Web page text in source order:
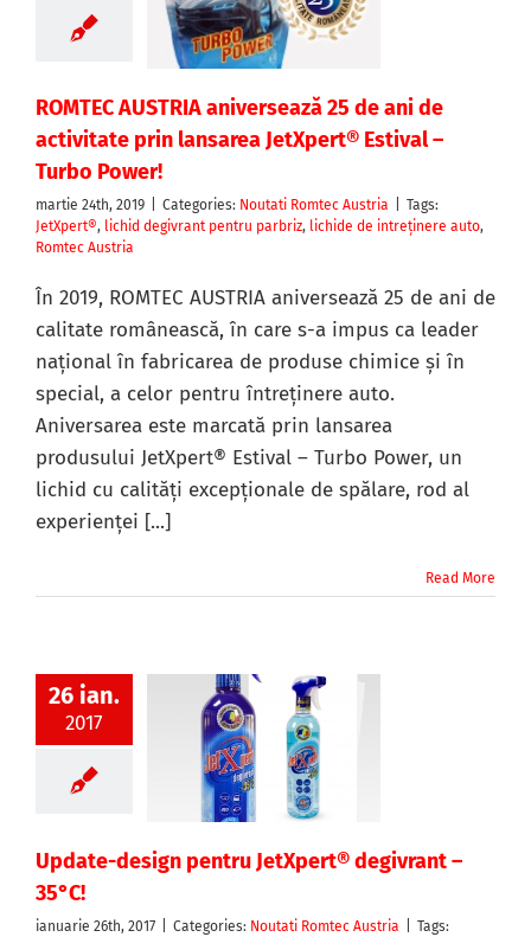
ROMTEC AUSTRIA aniversează 25 de ani de
activitate prin lansarea JetXpert® Estival –
Turbo Power!
martie 24th, 2019 Categories: Noutati Romtec Austria
Tags:
JetXpert®, lichid degivrant pentru parbriz, lichide de intreţinere auto,
Romtec Austria
În 2019, ROMTEC AUSTRIA aniversează 25 de ani de
calitate românească, în care s-a impus ca leader
naţional în fabricarea de produse chimice şi în
special, a celor pentru întreţinere auto.
Aniversarea este marcată prin lansarea
produsului JetXpert® Estival – Turbo Power, un
lichid cu calități excepționale de spălare, rod al
experienței [...]
Read More
26 ian.
2017
Update-design pentru JetXpert® degivrant –
35°C!
ianuarie 26th, 2017 Categories: Noutati Romtec Austria
Tags: